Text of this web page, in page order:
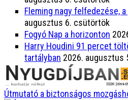
Fleming nagy felfedezése,
augusztus 6. csütörtök
Fogyó Nap a horizonton
Harry Houdini 91 percet
tartályban 2026. augusztus
Útmutató a biztonságos